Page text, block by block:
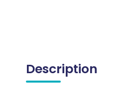
Description